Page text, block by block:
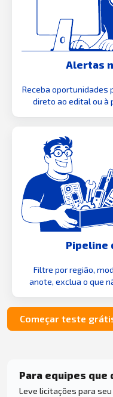
Alertas
Receba oportunidades
direto ao edital ou à
Pipeline
Filtre por região,
anote, exclua o que
Começar teste
Para equipes
Leve licitações para